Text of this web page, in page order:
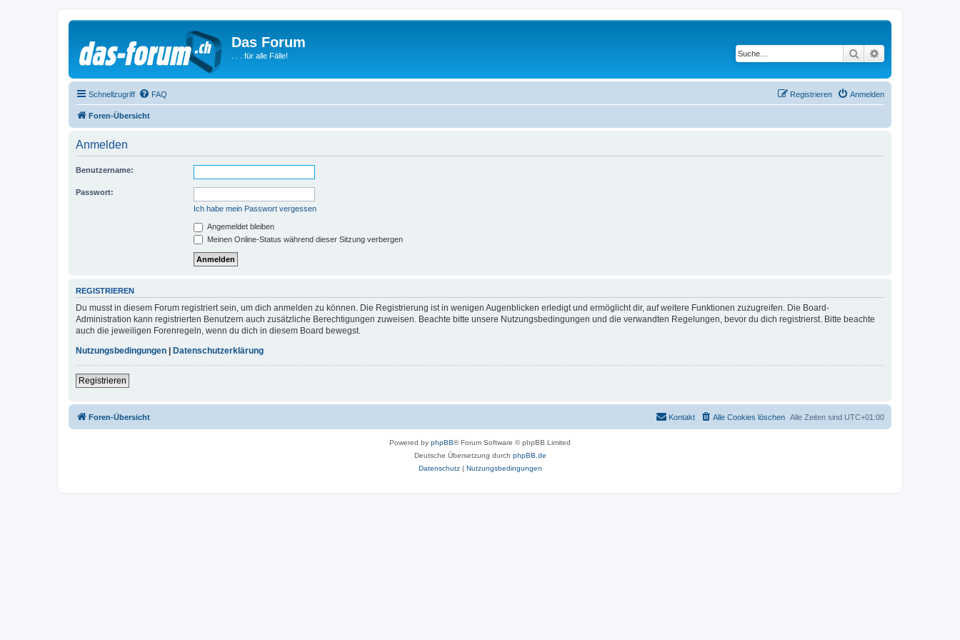
Das Forum
. . . für alle Fälle! Suche
Schnellzugriff FAQ Anmelden
Registrieren
Foren-Übersicht
Anmelden
Benutzername:
Passwort:
Ich habe mein Passwort vergessen
Angemeldet bleiben
Meinen Online-Status während dieser Sitzung verbergen
REGISTRIEREN
Du musst in diesem Forum registriert sein, um dich anmelden zu können. Die Registrierung ist in wenigen Augenblicken erledigt und ermöglicht dir, auf weitere Funktionen zuzugreifen. Die Board-
Administration kann registrierten Benutzern auch zusätzliche Berechtigungen zuweisen. Beachte bitte unsere Nutzungsbedingungen und die verwandten Regelungen, bevor du dich registrierst. Bitte beachte
auch die jeweiligen Forenregeln, wenn du dich in diesem Board bewegst.
Nutzungsbedingungen | Datenschutzerklärung
Registrieren
Foren-Übersicht Alle Zeiten sind UTC+01:00
Alle Cookies löschen
Kontakt
Powered by phpBB® Forum Software © phpBB Limited
Deutsche Übersetzung durch phpBB.de
Datenschutz| Nutzungsbedingungen